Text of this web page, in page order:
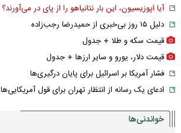
آیا اپوزیسیون، این بار نتانیاهو را از پای در می‌آورند؟
دلیل ۱۵ روز بی‌خبری از حمیدرضا رجب‌زاده
قیمت سکه و طلا + جدول
قیمت دلار، یورو و سایر ارز‌ها + جدول
فشار آمریکا بر اسرائیل برای پایان درگیری‌ها
ادعای یک رسانه از انتظار تهران برای قول آمریکایی‌ها
خواندنی‌ها